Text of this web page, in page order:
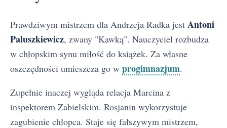
Prawdziwym mistrzem dla Andrzeja Radka jest Antoni
Paluszkiewicz, zwany "Kawką". Nauczyciel rozbudza
w chłopskim synu miłość do książek. Za własne
oszczędności umieszcza go w progimnazjum.
Zupełnie inaczej wygląda relacja Marcina z
inspektorem Zabielskim. Rosjanin wykorzystuje
zagubienie chłopca. Staje się fałszywym mistrzem,